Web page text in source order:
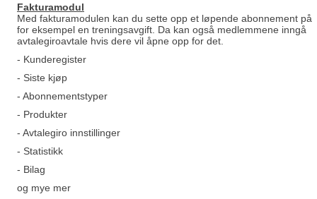
Fakturamodul
Med fakturamodulen kan du sette opp et løpende abonnement på
for eksempel en treningsavgift. Da kan også medlemmene inngå
avtalegiroavtale hvis dere vil åpne opp for det.
- Kunderegister
- Siste kjøp
- Abonnementstyper
- Produkter
- Avtalegiro innstillinger
- Statistikk
- Bilag
og mye mer